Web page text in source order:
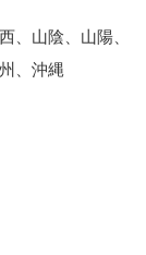
、山陰、山陽、
州、沖縄